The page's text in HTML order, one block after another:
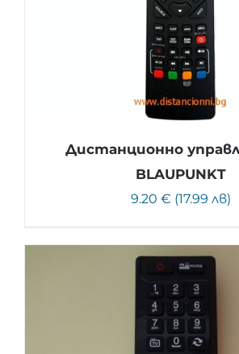
Дистанционно
BLAUPUNKT
9.20 € (17.99 лв)